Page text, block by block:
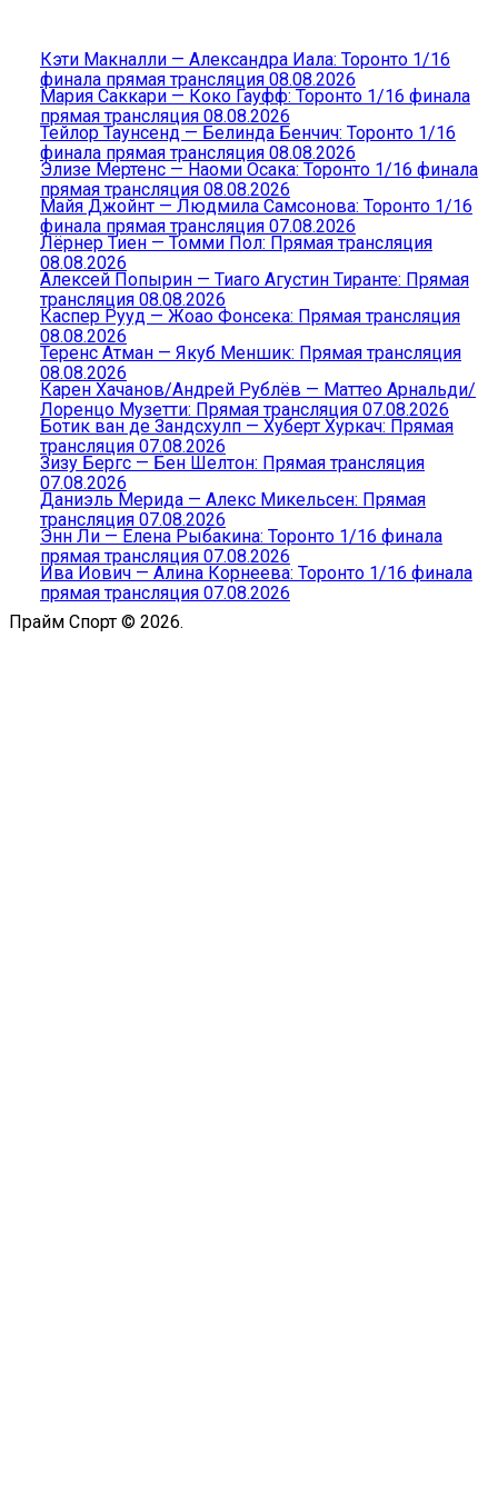
Кэти Макналли — Александра Иала: Торонто 1/16
финала прямая трансляция 08.08.2026
Мария Саккари — Коко Гауфф: Торонто 1/16 финала
прямая трансляция 08.08.2026
Тейлор Таунсенд — Белинда Бенчич: Торонто 1/16
финала прямая трансляция 08.08.2026
Элизе Мертенс — Наоми Осака: Торонто 1/16 финала
прямая трансляция 08.08.2026
Майя Джойнт — Людмила Самсонова: Торонто 1/16
финала прямая трансляция 07.08.2026
Лёрнер Тиен — Томми Пол: Прямая трансляция
08.08.2026
Алексей Попырин — Тиаго Агустин Тиранте: Прямая
трансляция 08.08.2026
Каспер Рууд — Жоао Фонсека: Прямая трансляция
08.08.2026
Теренс Атман — Якуб Меншик: Прямая трансляция
08.08.2026
Карен Хачанов/Андрей Рублёв — Маттео Арнальди/
Лоренцо Музетти: Прямая трансляция 07.08.2026
Ботик ван де Зандсхулп — Хуберт Хуркач: Прямая
трансляция 07.08.2026
Зизу Бергс — Бен Шелтон: Прямая трансляция
07.08.2026
Даниэль Мерида — Алекс Микельсен: Прямая
трансляция 07.08.2026
Энн Ли — Елена Рыбакина: Торонто 1/16 финала
прямая трансляция 07.08.2026
Ива Йович — Алина Корнеева: Торонто 1/16 финала
прямая трансляция 07.08.2026
Прайм Спорт © 2026.